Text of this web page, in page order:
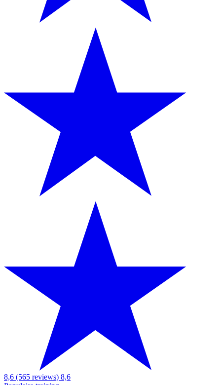
8,6 (565 reviews) 8,6